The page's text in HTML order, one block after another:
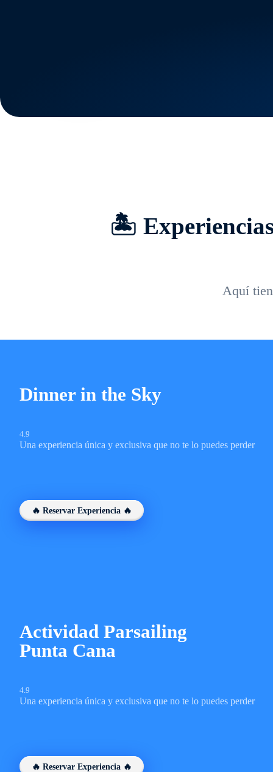
🏝️ Experiencias
Aquí
Dinner in the Sky
4.9
Una experiencia única y exclusiva que no te lo puedes perder
🔥 Reservar Experiencia 🔥
Actividad Parsailing
Punta Cana
4.9
Una experiencia única y exclusiva que no te lo puedes perder
🔥 Reservar Experiencia 🔥